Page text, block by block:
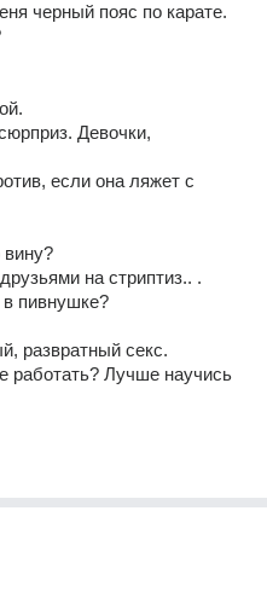
черный пояс по карате.
Девочки,
если она ляжет с
вину?
на стриптиз.. .
пивнушке?
развратный секс.
работать? Лучше научись